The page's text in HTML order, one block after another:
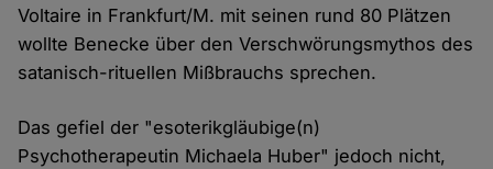
Voltaire in Frankfurt/M. mit seinen rund 80 Plätzen
wollte Benecke über den Verschwörungsmythos des
satanisch-rituellen Mißbrauchs sprechen.
Das gefiel der "esoterikgläubige(n)
Psychotherapeutin Michaela Huber" jedoch nicht,